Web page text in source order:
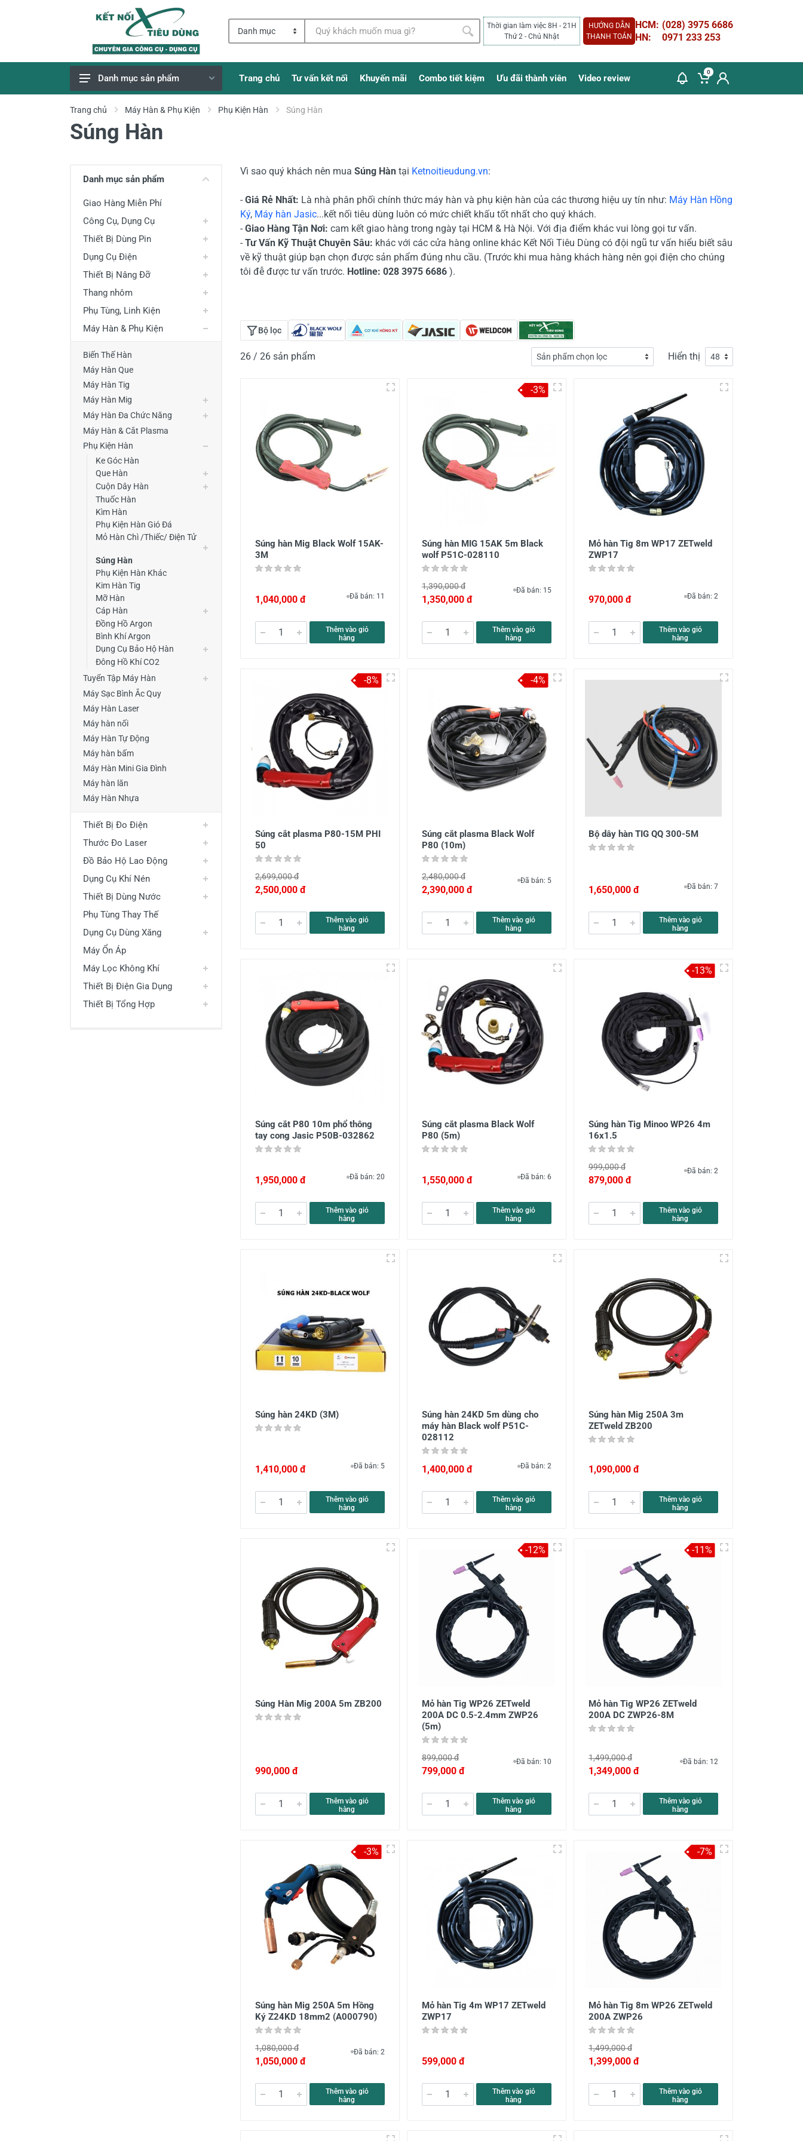
Thời gian làm việc 8H - 21H
Thứ 2 - Chủ Nhật
HƯỚNG DẪN
THANH TOÁN
HCM: (028) 3975 6686
HN:
0971 233 253
Giao Hàng Miễn Phí
Công Cụ, Dụng Cụ
Phụ Tùng, Linh Kiện
Máy Hàn & Phụ Kiện
Thiết Bị Đo Điện
Thước Đo Laser
Danh mục sản phẩm Trang chủ Tư vấn kết nối Khuyến mãi Combo tiết kiệm Ưu đãi thành viên Video review
0
Trang chủ Máy Hàn & Phụ Kiện Phụ Kiện Hàn Súng Hàn
Súng Hàn
Danh mục sản phẩm
Giao Hàng Miễn Phí
Công Cụ, Dụng Cụ
Thiết Bị Dùng Pin
Dụng Cụ Điện
Thiết Bị Nâng Đỡ
Thang nhôm
Phụ Tùng, Linh Kiện
Máy Hàn & Phụ Kiện
Biến Thế Hàn
Máy Hàn Que
Máy Hàn Tig
Máy Hàn Mig
Máy Hàn Đa Chức Năng
Máy Hàn & Cắt Plasma
Phụ Kiện Hàn
Ke Góc Hàn
Que Hàn
Cuộn Dây Hàn
Thuốc Hàn
Kìm Hàn
Phụ Kiện Hàn Gió Đá
Mỏ Hàn Chì /Thiếc/ Điện Tử
Súng Hàn
Phụ Kiện Hàn Khác
Kim Hàn Tig
Mỡ Hàn
Cáp Hàn
Đồng Hồ Argon
Bình Khí Argon
Dụng Cụ Bảo Hộ Hàn
Đông Hồ Khí CO2
Tuyển Tập Máy Hàn
Máy Sạc Bình Ắc Quy
Máy Hàn Laser
Máy hàn nối
Máy Hàn Tự Động
Máy hàn bấm
Máy Hàn Mini Gia Đình
Máy hàn lăn
Máy Hàn Nhựa
Thiết Bị Đo Điện
Thước Đo Laser
Đồ Bảo Hộ Lao Động
Dụng Cụ Khí Nén
Thiết Bị Dùng Nước
Phụ Tùng Thay Thế
Dụng Cụ Dùng Xăng
Máy Ổn Áp
Máy Lọc Không Khí
Thiết Bị Điện Gia Dụng
Thiết Bị Tổng Hợp
Vì sao quý khách nên mua Súng Hàn tại Ketnoitieudung.vn:
- Giá Rẻ Nhất: Là nhà phân phối chính thức máy hàn và phụ kiện hàn của các thương hiệu uy tín như: Máy Hàn Hồng
Ký, Máy hàn Jasic...kết nối tiêu dùng luôn có mức chiết khấu tốt nhất cho quý khách.
- Giao Hàng Tận Nơi: cam kết giao hàng trong ngày tại HCM & Hà Nội. Với địa điểm khác vui lòng gọi tư vấn.
- Tư Vấn Kỹ Thuật Chuyên Sâu: khác với các cửa hàng online khác Kết Nối Tiêu Dùng có đội ngũ tư vấn hiểu biết sâu
về kỹ thuật giúp bạn chọn được sản phẩm đúng nhu cầu. (Trước khi mua hàng khách hàng nên gọi điện cho chúng
tôi đễ được tư vấn trước. Hotline: 028 3975 6686 ).
Bộ lọc
26 / 26 sản phẩm Hiển thị
Súng hàn Mig Black Wolf 15AK-
3M
1,040,000 đ Đã bán: 11
Thêm vào giỏ
hàng
Súng hàn MIG 15AK 5m Black
wolf P51C-028110
1,390,000 đ
1,350,000 đ
Đã bán: 15
Thêm vào giỏ
hàng
-3%
Mỏ hàn Tig 8m WP17 ZETweld
ZWP17
970,000 đ Đã bán: 2
Thêm vào giỏ
hàng
Súng cắt plasma P80-15M PHI
50
2,699,000 đ
2,500,000 đ
Thêm vào giỏ
hàng
-8%
Súng cắt plasma Black Wolf
P80 (10m)
2,480,000 đ
2,390,000 đ
Đã bán: 5
Thêm vào giỏ
hàng
-4%
Bộ dây hàn TIG QQ 300-5M
1,650,000 đ Đã bán: 7
Thêm vào giỏ
hàng
Súng cắt P80 10m phổ thông
tay cong Jasic P50B-032862
1,950,000 đ Đã bán: 20
Thêm vào giỏ
hàng
Súng cắt plasma Black Wolf
P80 (5m)
1,550,000 đ Đã bán: 6
Thêm vào giỏ
hàng
Súng hàn Tig Minoo WP26 4m
16x1.5
999,000 đ
879,000 đ
Đã bán: 2
Thêm vào giỏ
hàng
-13%
Súng hàn 24KD (3M)
1,410,000 đ Đã bán: 5
Thêm vào giỏ
hàng
Súng hàn 24KD 5m dùng cho
máy hàn Black wolf P51C-
028112
1,400,000 đ Đã bán: 2
Thêm vào giỏ
hàng
Súng hàn Mig 250A 3m
ZETweld ZB200
1,090,000 đ
Thêm vào giỏ
hàng
Súng Hàn Mig 200A 5m ZB200
990,000 đ
Thêm vào giỏ
hàng
Mỏ hàn Tig WP26 ZETweld
200A DC 0.5-2.4mm ZWP26
(5m)
899,000 đ
799,000 đ
Đã bán: 10
Thêm vào giỏ
hàng
-12%
Mỏ hàn Tig WP26 ZETweld
200A DC ZWP26-8M
1,499,000 đ
1,349,000 đ
Đã bán: 12
Thêm vào giỏ
hàng
-11%
Súng hàn Mig 250A 5m Hồng
Ký Z24KD 18mm2 (A000790)
1,080,000 đ
1,050,000 đ
Đã bán: 2
Thêm vào giỏ
hàng
-3%
Mỏ hàn Tig 4m WP17 ZETweld
ZWP17
599,000 đ
Thêm vào giỏ
hàng
Mỏ hàn Tig 8m WP26 ZETweld
200A ZWP26
1,499,000 đ
1,399,000 đ
Thêm vào giỏ
hàng
-7%